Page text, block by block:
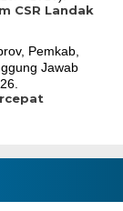
CSR Landak